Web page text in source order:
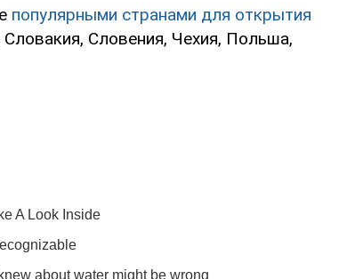
популярными странами для открытия
Словения, Чехия, Польша,